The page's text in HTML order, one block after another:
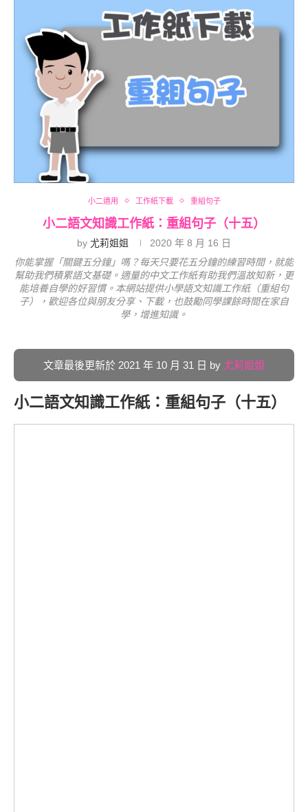
小二適用 工作紙下載 重組句子
小二語文知識工作紙：重組句子（十五）
by 尤莉姐姐
2020 年 8 月 16 日
你能掌握「關鍵五分鐘」嗎？每天只要花五分鐘的練習時間，就能
幫助我們積累語文基礎。適量的中文工作紙有助我們溫故知新，更
能培養自學的好習慣。本網站提供小學語文知識工作紙（重組句
子），歡迎各位與朋友分享、下載，也鼓勵同學課餘時間在家自
學，增進知識。
文章最後更新於 2021 年 10 月 31 日 by 尤莉姐姐
小二語文知識工作紙：重組句子（十五）